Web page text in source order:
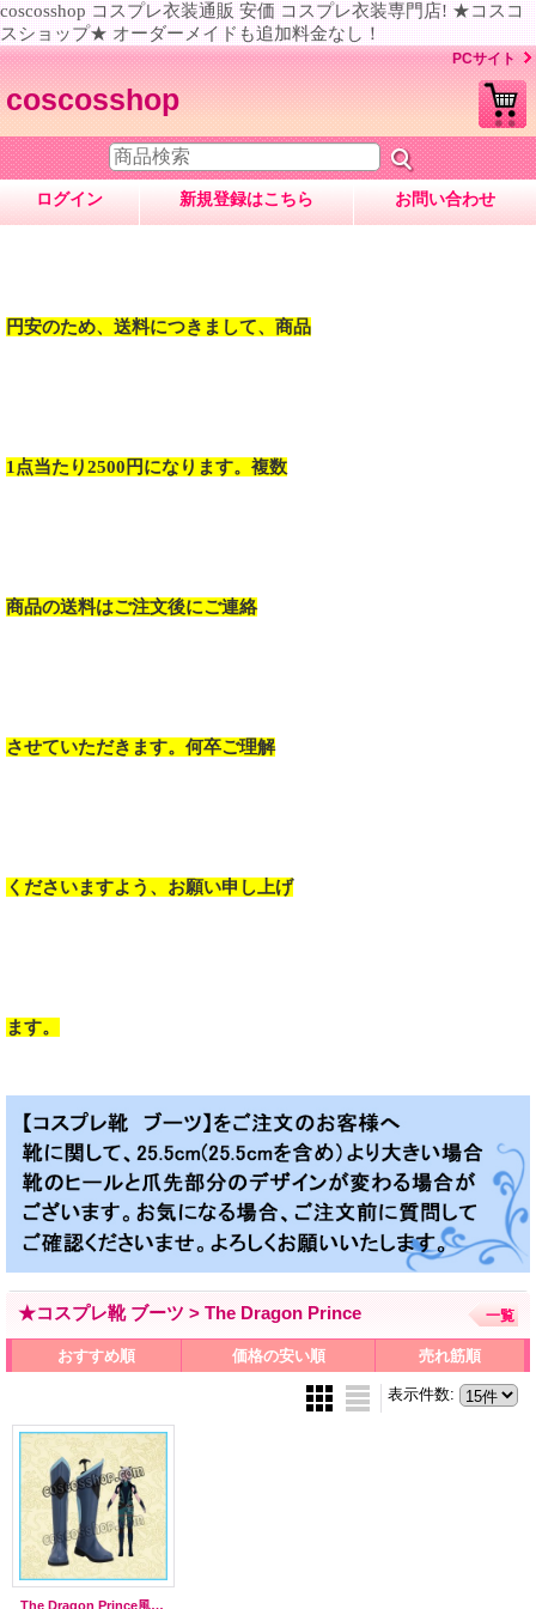
coscosshop コスプレ衣装通販 安価 コスプレ衣装専門店! ★コスコ
スショップ★ オーダーメイドも追加料金なし！
PCサイト
coscosshop
ログイン 新規登録はこちら お問い合わせ
円安のため、送料につきまして、商品
1点当たり2500円になります。複数
商品の送料はご注文後にご連絡
させていただきます。何卒ご理解
くださいますよう、お願い申し上げ
ます。
★コスプレ靴 ブーツ > The Dragon Prince 一覧
おすすめ順 価格の安い順 売れ筋順
表示件数:
The Dragon Prince風 ●コスプレ靴 ブーツ